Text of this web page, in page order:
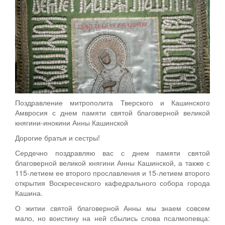
Поздравление митрополита Тверского и Кашинского
Амвросия с днем памяти святой благоверной великой
княгини-инокини Анны Кашинской
Дорогие братья и сестры!
Сердечно поздравляю вас с днем памяти святой
благоверной великой княгини Анны Кашинской, а также с
115-летием ее второго прославления и 15-летием второго
открытия Воскресенского кафедрального собора города
Кашина.
О житии святой благоверной Анны мы знаем совсем
мало, но воистину на ней сбылись слова псалмопевца: